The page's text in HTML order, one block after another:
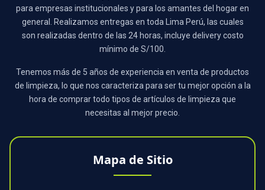
Mapa de Sitio
para empresas institucionales y para los amantes del hogar en
general. Realizamos entregas en toda Lima Perú, las cuales
son realizadas dentro de las 24 horas, incluye delivery costo
mínimo de S/100.
Tenemos más de 5 años de experiencia en venta de productos
de limpieza, lo que nos caracteriza para ser tu mejor opción a la
hora de comprar todo tipos de artículos de limpieza que
necesitas al mejor precio.